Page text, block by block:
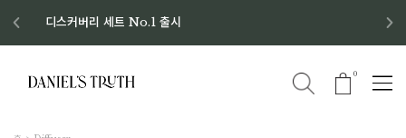
디스커버리 세트 No.1 출시
8월 이벤트 혜택
8월 증정품
신규회원 가입 혜택
0